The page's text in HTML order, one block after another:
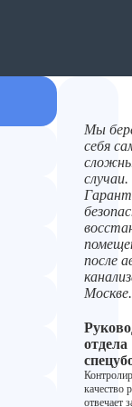
Мы
себя
случаи.
после
Москве.
отдела
качество
отвечает